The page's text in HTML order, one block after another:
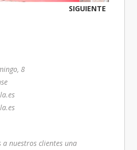
SIGUIENTE
8
a nuestros clientes una